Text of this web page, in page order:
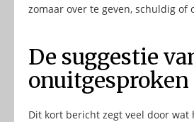
zomaar over te geven, schuldig of
De suggestie
Dit kort bericht zegt veel door wat